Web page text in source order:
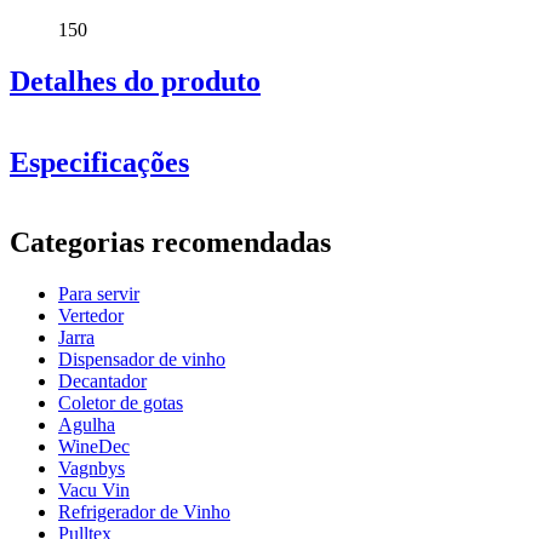
150
Detalhes do produto
Especificações
Número do produtoCDC00453
Dimensões (LxAxP cm)
Peso (kg)
Altura (cm)27
profundidade (cm)
Largura (cm)40
vidro
vidroGarrafa, Copo de cristal
tipo de vidroDecantador
capacidade (cl)150
Categorias recomendadas
Para servir
Vertedor
Jarra
Dispensador de vinho
Decantador
Coletor de gotas
Agulha
WineDec
Vagnbys
Vacu Vin
Refrigerador de Vinho
Pulltex